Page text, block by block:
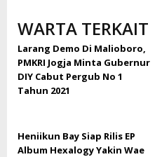
WARTA TERKAIT
Larang Demo Di Malioboro,
PMKRI Jogja Minta Gubernur
DIY Cabut Pergub No 1
Tahun 2021
Heniikun Bay Siap Rilis EP
Album Hexalogy Yakin Wae